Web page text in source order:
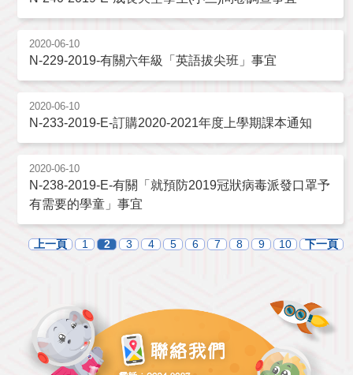
2020-06-10
N-229-2019-有關六年級「英語拔尖班」事宜
2020-06-10
N-233-2019-E-訂購2020-2021年度上學期課本通知
2020-06-10
N-238-2019-E-有關「就預防2019冠狀病毒派發口罩予
有需要的學童」事宜
上一頁 1 2 3 4 5 6 7 8 9 10 下一頁